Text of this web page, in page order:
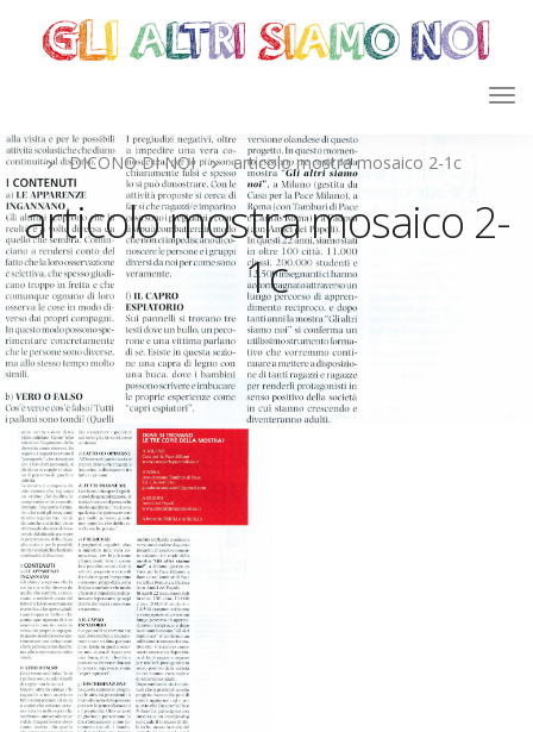
DICONO DI NOI articolo mostra mosaico 2-1c
articolo mostra mosaico 2-
1c